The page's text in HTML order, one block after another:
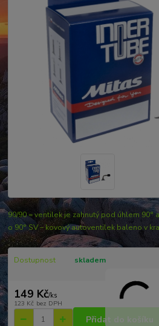
90/90 = ventilek je zahnutý pod úhlem 90°
o 90° SV – kovový autoventilek baleno v
Dostupnost skladem
149 Kč/ks
123 Kč bez DPH
Přidat do košíku